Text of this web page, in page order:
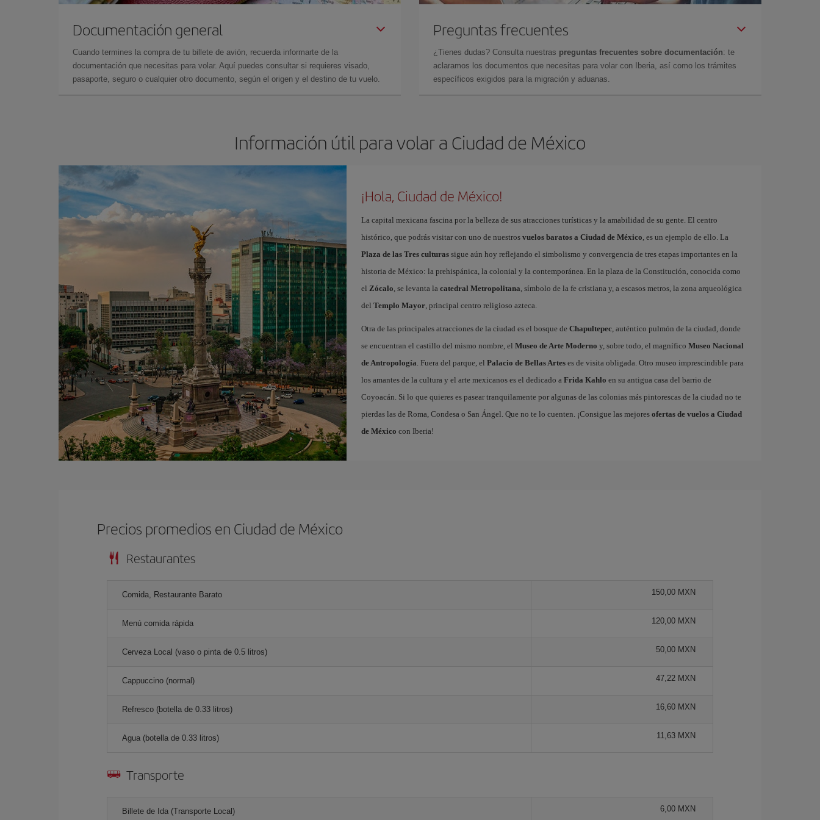
Documentación general
Cuando termines la compra de tu billete de avión, recuerda informarte de la
documentación que necesitas para volar. Aquí puedes consultar si requieres visado,
pasaporte, seguro o cualquier otro documento, según el origen y el destino de tu vuelo.
Preguntas frecuentes
¿Tienes dudas? Consulta nuestras preguntas frecuentes sobre documentación: te
aclaramos los documentos que necesitas para volar con Iberia, así como los trámites
específicos exigidos para la migración y aduanas.
Información útil para volar a Ciudad de México
¡Hola, Ciudad de México!
La capital mexicana fascina por la belleza de sus atracciones turísticas y la amabilidad de su gente. El centro
histórico, que podrás visitar con uno de nuestros vuelos baratos a Ciudad de México, es un ejemplo de ello. La
Plaza de las Tres culturassigue aún hoy reflejando el simbolismo y convergencia de tres etapas importantes en la
historia de México: la prehispánica, la colonial y la contemporánea. En la plaza de la Constitución, conocida como
el Zócalo, se levanta la catedral Metropolitana, símbolo de la fe cristiana y, a escasos metros, la zona arqueológica
del Templo Mayor, principal centro religioso azteca.
Otra de las principales atracciones de la ciudad es el bosque de Chapultepec, auténtico pulmón de la ciudad, donde
se encuentran el castillo del mismo nombre, el Museo de Arte Moderno y, sobre todo, el magnífico Museo Nacional
de Antropología. Fuera del parque, el Palacio de Bellas Arteses de visita obligada. Otro museo imprescindible para
los amantes de la cultura y el arte mexicanos es el dedicado a Frida Kahlo en su antigua casa del barrio de
Coyoacán. Si lo que quieres es pasear tranquilamente por algunas de las colonias más pintorescas de la ciudad no te
pierdas las de Roma, Condesa o San Ángel. Que no te lo cuenten. ¡Consigue las mejores ofertas de vuelos a Ciudad
de México con Iberia!
Precios promedios en Ciudad de México
Restaurantes
Comida, Restaurante Barato 150,00 MXN
Menú comida rápida 120,00 MXN
Cerveza Local (vaso o pinta de 0.5 litros) 50,00 MXN
Cappuccino (normal) 47,22 MXN
Refresco (botella de 0.33 litros) 16,60 MXN
Agua (botella de 0.33 litros) 11,63 MXN
Transporte
Billete de Ida (Transporte Local) 6,00 MXN